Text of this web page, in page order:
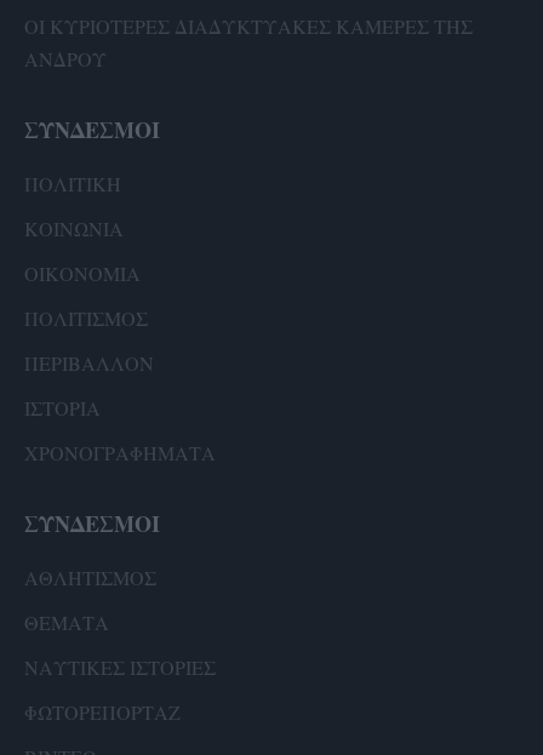
ΟΙ ΚΥΡΙΟΤΕΡΕΣ ΔΙΑΔΥΚΤΥΑΚΕΣ ΚΑΜΕΡΕΣ ΤΗΣ
ΑΝΔΡΟΥ
ΣΥΝΔΕΣΜΟΙ
ΠΟΛΙΤΙΚΗ
ΚΟΙΝΩΝΙΑ
ΟΙΚΟΝΟΜΙΑ
ΠΟΛΙΤΙΣΜΟΣ
ΠΕΡΙΒΑΛΛΟΝ
ΙΣΤΟΡΙΑ
ΧΡΟΝΟΓΡΑΦΗΜΑΤΑ
ΣΥΝΔΕΣΜΟΙ
ΑΘΛΗΤΙΣΜΟΣ
ΘΕΜΑΤΑ
ΝΑΥΤΙΚΕΣ ΙΣΤΟΡΙΕΣ
ΦΩΤΟΡΕΠΟΡΤΑΖ